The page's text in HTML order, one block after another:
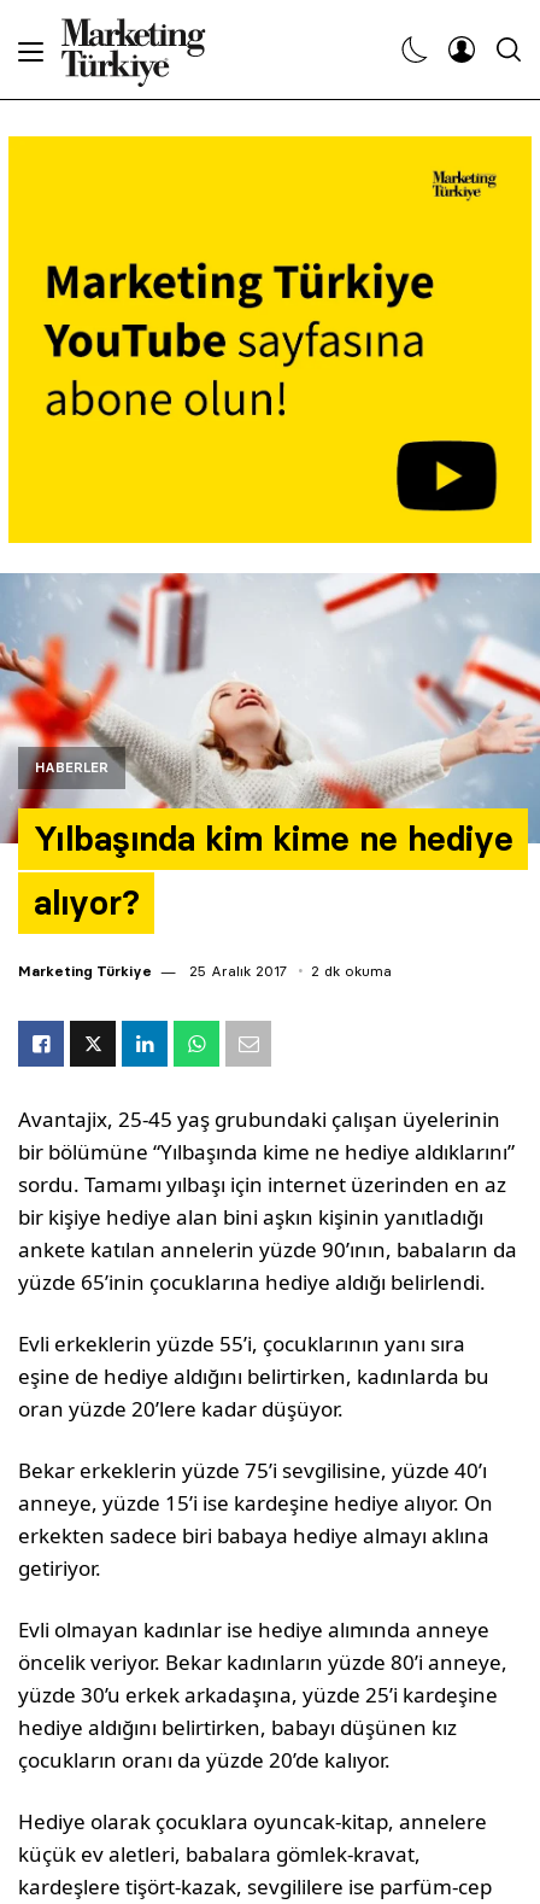
HABERLER
Yılbaşında kim kime ne hediye
alıyor?
Marketing Türkiye 25 Aralık 2017 2 dk okuma
Avantajix, 25-45 yaş grubundaki çalışan üyelerinin
bir bölümüne “Yılbaşında kime ne hediye aldıklarını”
sordu. Tamamı yılbaşı için internet üzerinden en az
bir kişiye hediye alan bini aşkın kişinin yanıtladığı
ankete katılan annelerin yüzde 90’ının, babaların da
yüzde 65’inin çocuklarına hediye aldığı belirlendi.
Evli erkeklerin yüzde 55’i, çocuklarının yanı sıra
eşine de hediye aldığını belirtirken, kadınlarda bu
oran yüzde 20’lere kadar düşüyor.
Bekar erkeklerin yüzde 75’i sevgilisine, yüzde 40’ı
anneye, yüzde 15’i ise kardeşine hediye alıyor. On
erkekten sadece biri babaya hediye almayı aklına
getiriyor.
Evli olmayan kadınlar ise hediye alımında anneye
öncelik veriyor. Bekar kadınların yüzde 80’i anneye,
yüzde 30’u erkek arkadaşına, yüzde 25’i kardeşine
hediye aldığını belirtirken, babayı düşünen kız
çocukların oranı da yüzde 20’de kalıyor.
Hediye olarak çocuklara oyuncak-kitap, annelere
küçük ev aletleri, babalara gömlek-kravat,
kardeşlere tişört-kazak, sevgililere ise parfüm-cep
Dergiler
Etkinlikler
Araştırma